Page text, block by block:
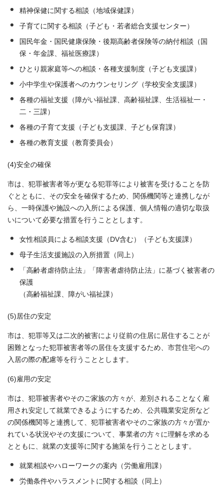
精神保健に関する相談（地域保健課）
子育てに関する相談（子ども・若者総合支援センター）
国民年金・国民健康保険・後期高齢者保険等の納付相談（国
保・年金課、福祉医療課）
ひとり親家庭等への相談・各種支援制度（子ども支援課）
小中学生や保護者へのカウンセリング（学校安全支援課）
各種の福祉支援（障がい福祉課、高齢福祉課、生活福祉一・
二・三課）
各種の子育て支援（子ども支援課、子ども保育課）
各種の教育支援（教育委員会）
(4)安全の確保
市は、犯罪被害者等が更なる犯罪等により被害を受けることを防
ぐとともに、その安全を確保するため、関係機関等と連携しなが
ら、一時保護や施設への入所による保護、個人情報の適切な取扱
いについて必要な措置を行うこととします。
女性相談員による相談支援（DV含む）（子ども支援課）
母子生活支援施設の入所措置（同上）
「高齢者虐待防止法」「障害者虐待防止法」に基づく被害者の
保護
（高齢福祉課、障がい福祉課）
(5)居住の安定
市は、犯罪等又は二次的被害により従前の住居に居住することが
困難となった犯罪被害者等の居住を支援するため、市営住宅への
入居の際の配慮等を行うこととします。
(6)雇用の安定
市は、犯罪被害者やそのご家族の方々が、差別されることなく雇
用され安定して就業できるようにするため、公共職業安定所など
の関係機関等と連携して、犯罪被害者やそのご家族の方々が置か
れている状況やその支援について、事業者の方々に理解を求める
とともに、就業の支援等に関する施策を行うこととします。
就業相談やハローワークの案内（労働雇用課）
労働条件やハラスメントに関する相談（同上）